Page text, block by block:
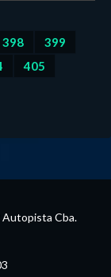
398
399
405
Autopista Cba.